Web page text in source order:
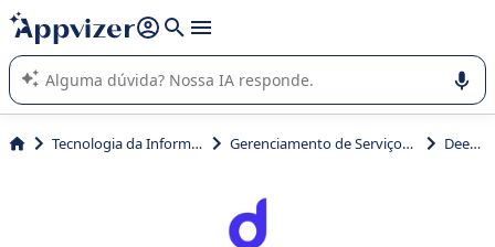
de nossa IA (várias linhas com
A IA do Appvizer o orienta no uso ou na seleção de software
SaaS para sua empresa.
Tecnologia da Informação (TI) Gerenciamento de Serviços TI (ITSM) Deepser